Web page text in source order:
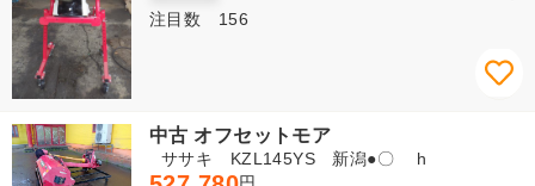
注目数 156
中古 オフセットモア
ササキ KZL145YS 新潟●〇 h